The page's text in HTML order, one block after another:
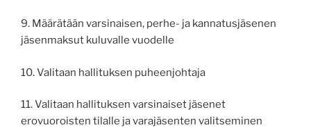
9. Määrätään varsinaisen, perhe- ja kannatusjäsenen
jäsenmaksut kuluvalle vuodelle
10. Valitaan hallituksen puheenjohtaja
11. Valitaan hallituksen varsinaiset jäsenet
erovuoroisten tilalle ja varajäsenten valitseminen